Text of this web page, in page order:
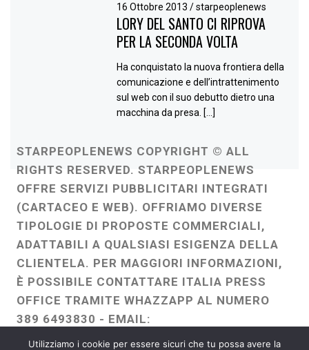
16 Ottobre 2013/ starpeoplenews
LORY DEL SANTO CI RIPROVA
PER LA SECONDA VOLTA
Ha conquistato la nuova frontiera della
comunicazione e dell’intrattenimento
sul web con il suo debutto dietro una
macchina da presa. […]
STARPEOPLENEWS COPYRIGHT © ALL
RIGHTS RESERVED. STARPEOPLENEWS
OFFRE SERVIZI PUBBLICITARI INTEGRATI
(CARTACEO E WEB). OFFRIAMO DIVERSE
TIPOLOGIE DI PROPOSTE COMMERCIALI,
ADATTABILI A QUALSIASI ESIGENZA DELLA
CLIENTELA. PER MAGGIORI INFORMAZIONI,
È POSSIBILE CONTATTARE ITALIA PRESS
OFFICE TRAMITE WHAZZAPP AL NUMERO
389 6493830 - EMAIL:
ITALIAPRESSOFFICE@GMAIL.COM
Utilizziamo i cookie per essere sicuri che tu possa avere la